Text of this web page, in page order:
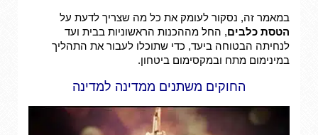
במאמר זה, נסקור לעומק את כל מה שצריך לדעת על
הטסת כלבים, החל מההכנות הראשוניות בבית ועד
לנחיתה הבטוחה ביעד, כדי שתוכלו לעבור את התהליך
במינימום מתח ובמקסימום ביטחון.
החוקים משתנים ממדינה למדינה